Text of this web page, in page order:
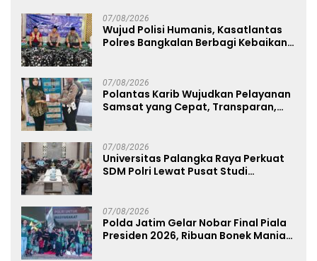
07/08/2026
Wujud Polisi Humanis, Kasatlantas
Polres Bangkalan Berbagi Kebaikan
07/08/2026
Polantas Karib Wujudkan Pelayanan
Samsat yang Cepat, Transparan,
07/08/2026
Universitas Palangka Raya Perkuat
SDM Polri Lewat Pusat Studi
07/08/2026
Polda Jatim Gelar Nobar Final Piala
Presiden 2026, Ribuan Bonek Mania